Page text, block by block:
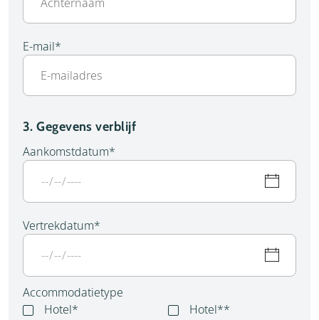
E-mail*
3. Gegevens verblijf
Aankomstdatum*
Vertrekdatum*
Accommodatietype
Hotel*
Hotel**